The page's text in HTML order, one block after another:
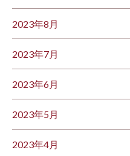
2023年8月
2023年7月
2023年6月
2023年5月
2023年4月